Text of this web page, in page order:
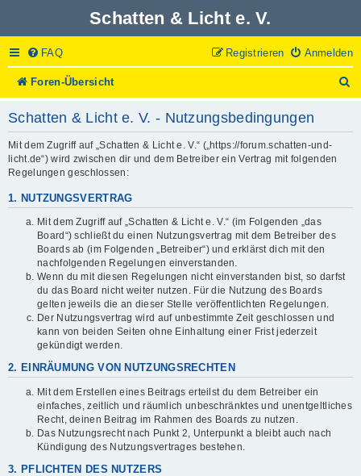
Schatten & Licht e. V.
FAQ Anmelden
Registrieren
Foren-Übersicht
u
Schatten & Licht e. V. - Nutzungsbedingungen
Mit dem Zugriff auf „Schatten & Licht e. V.“ („https://forum.schatten-und-
licht.de“) wird zwischen dir und dem Betreiber ein Vertrag mit folgenden
Regelungen geschlossen:
1. NUTZUNGSVERTRAG
Mit dem Zugriff auf „Schatten & Licht e. V.“ (im Folgenden „das
Board“) schließt du einen Nutzungsvertrag mit dem Betreiber des
Boards ab (im Folgenden „Betreiber“) und erklärst dich mit den
nachfolgenden Regelungen einverstanden.
Wenn du mit diesen Regelungen nicht einverstanden bist, so darfst
du das Board nicht weiter nutzen. Für die Nutzung des Boards
gelten jeweils die an dieser Stelle veröffentlichten Regelungen.
Der Nutzungsvertrag wird auf unbestimmte Zeit geschlossen und
kann von beiden Seiten ohne Einhaltung einer Frist jederzeit
gekündigt werden.
2. EINRÄUMUNG VON NUTZUNGSRECHTEN
Mit dem Erstellen eines Beitrags erteilst du dem Betreiber ein
einfaches, zeitlich und räumlich unbeschränktes und unentgeltliches
Recht, deinen Beitrag im Rahmen des Boards zu nutzen.
Das Nutzungsrecht nach Punkt 2, Unterpunkt a bleibt auch nach
Kündigung des Nutzungsvertrages bestehen.
3. PFLICHTEN DES NUTZERS